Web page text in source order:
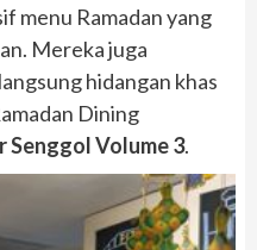
menu Ramadan yang
Mereka juga
hidangan khas
Dining
Senggol Volume 3.